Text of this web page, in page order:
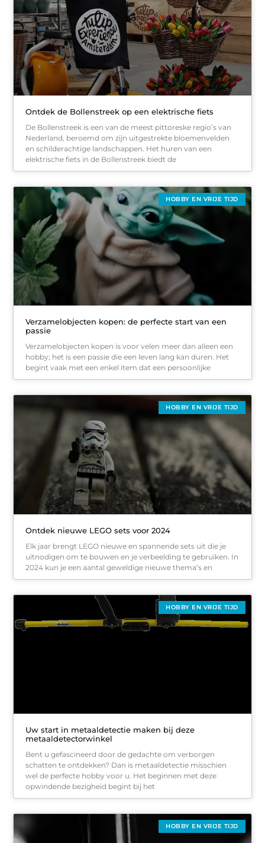
Ontdek de Bollenstreek op een elektrische fiets
De Bollenstreek is een van de meest pittoreske regio’s van
Nederland, beroemd om zijn uitgestrekte bloemenvelden
en schilderachtige landschappen. Het huren van een
elektrische fiets in de Bollenstreek biedt de
HOBBY EN VRIJE TIJD
Verzamelobjecten kopen: de perfecte start van een
passie
Verzamelobjecten kopen is voor velen meer dan alleen een
hobby; het is een passie die een leven lang kan duren. Het
begint vaak met een enkel item dat een persoonlijke
HOBBY EN VRIJE TIJD
Ontdek nieuwe LEGO sets voor 2024
Elk jaar brengt LEGO nieuwe en spannende sets uit die je
uitnodigen om te bouwen en je verbeelding te gebruiken. In
2024 kun je een aantal geweldige nieuwe thema’s en
HOBBY EN VRIJE TIJD
Uw start in metaaldetectie maken bij deze
metaaldetectorwinkel
Bent u gefascineerd door de gedachte om verborgen
schatten te ontdekken? Dan is metaaldetectie misschien
wel de perfecte hobby voor u. Het beginnen met deze
opwindende bezigheid begint bij het
HOBBY EN VRIJE TIJD